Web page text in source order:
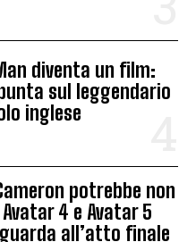
diventa un film:
sul leggendario
inglese
potrebbe non
4 e Avatar 5
all’atto finale